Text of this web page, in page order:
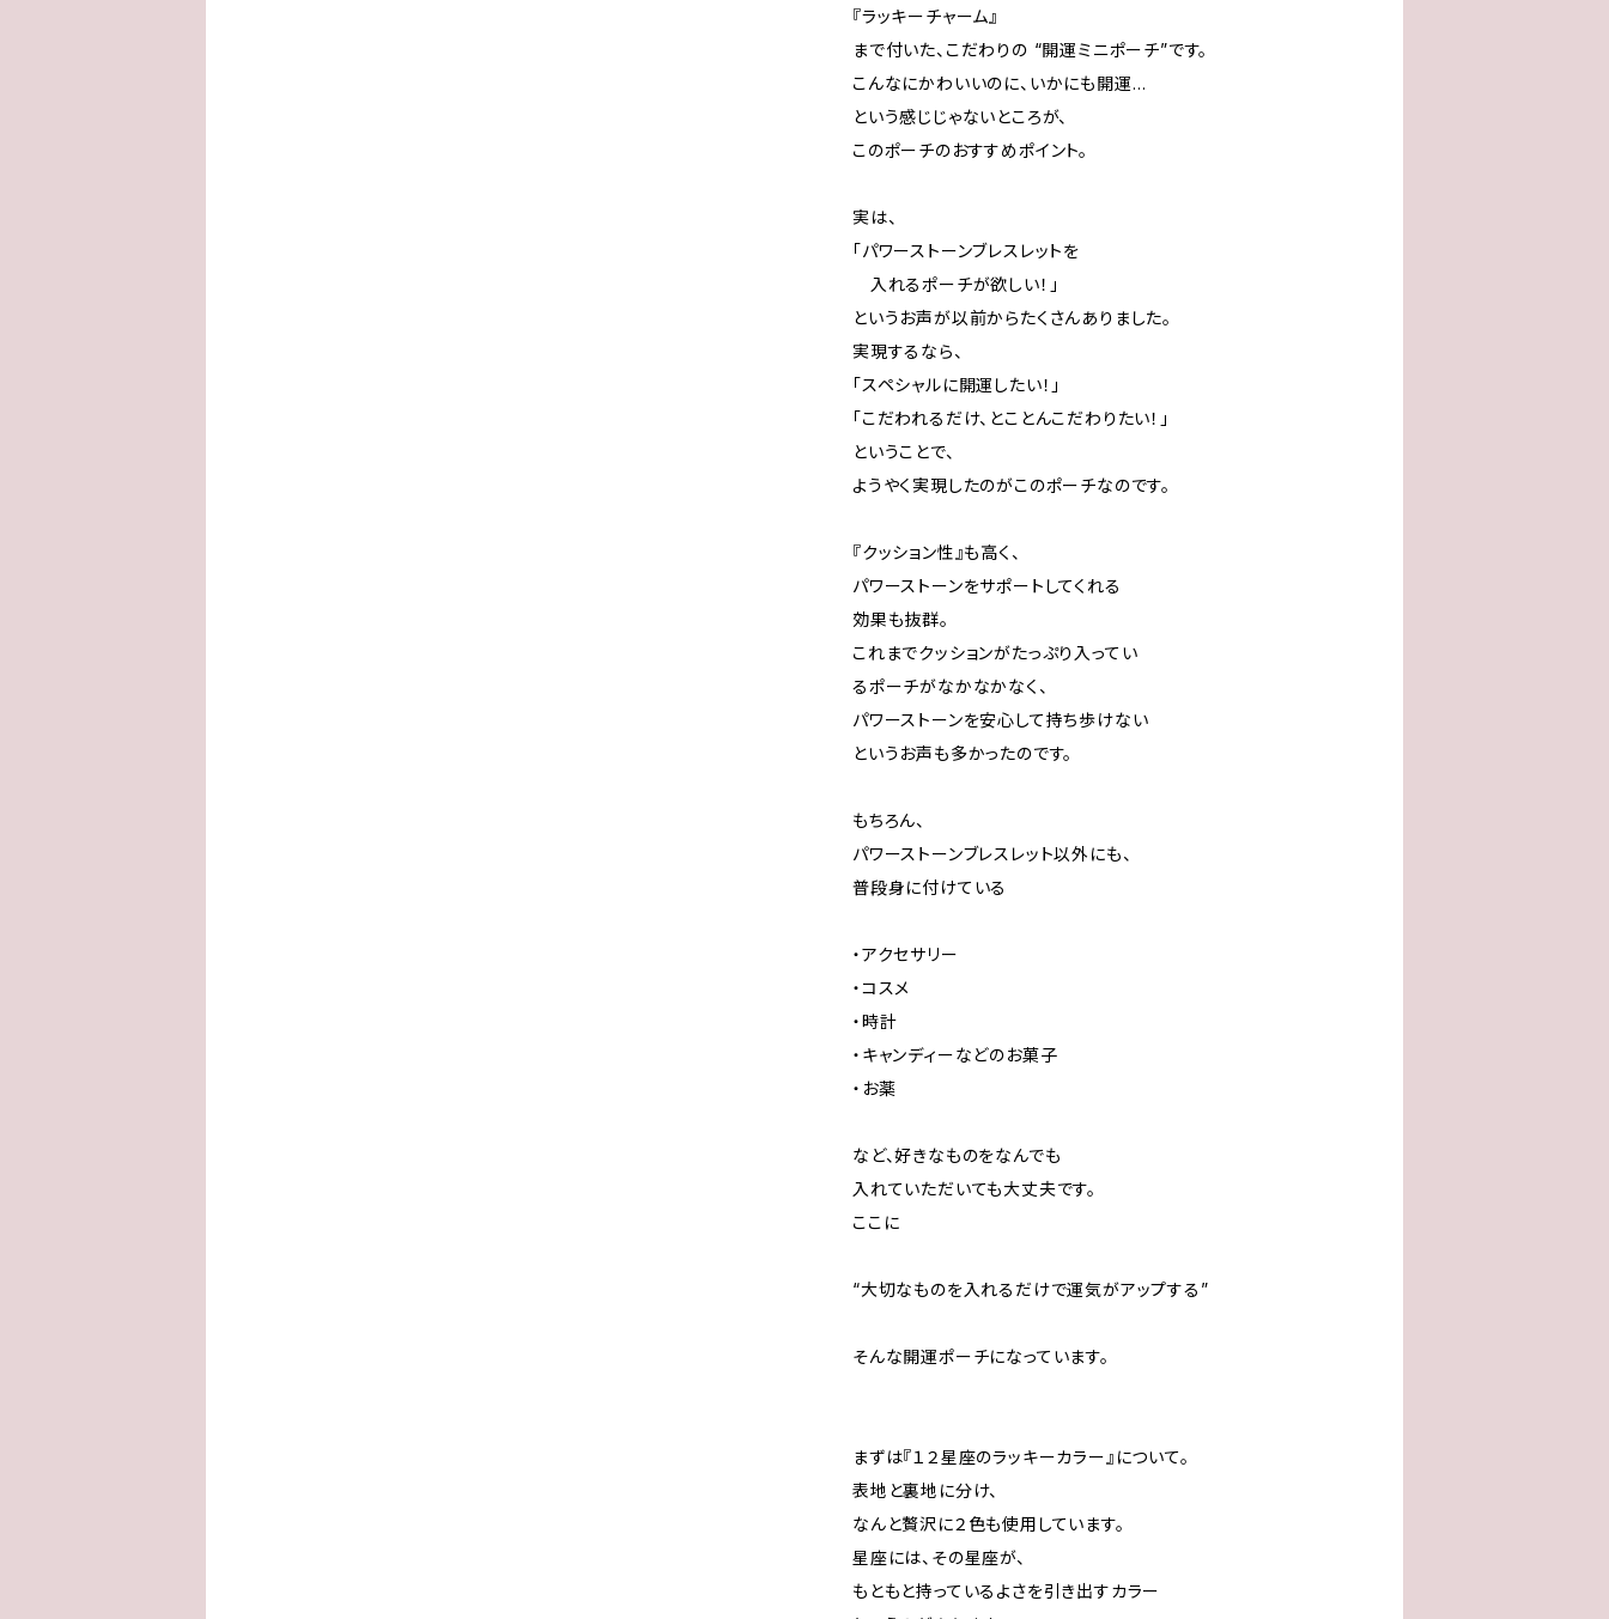
『ラッキーチャーム』
まで付いた、こだわりの “開運ミニポーチ”です。
こんなにかわいいのに、いかにも開運…
という感じじゃないところが、
このポーチのおすすめポイント。
実は、
「パワーストーンブレスレットを
入れるポーチが欲しい！」
というお声が以前からたくさんありました。
実現するなら、
「スペシャルに開運したい！」
「こだわれるだけ、とことんこだわりたい！」
ということで、
ようやく実現したのがこのポーチなのです。
『クッション性』も高く、
パワーストーンをサポートしてくれる
効果も抜群。
これまでクッションがたっぷり入ってい
るポーチがなかなかなく、
パワーストーンを安心して持ち歩けない
というお声も多かったのです。
もちろん、
パワーストーンブレスレット以外にも、
普段身に付けている
・アクセサリー
・コスメ
・時計
・キャンディーなどのお菓子
・お薬
など、好きなものをなんでも
入れていただいても大丈夫です。
ここに
“大切なものを入れるだけで運気がアップする”
そんな開運ポーチになっています。
まずは『１２星座のラッキーカラー』について。
表地と裏地に分け、
なんと贅沢に２色も使用しています。
星座には、その星座が、
もともと持っているよさを引き出すカラー